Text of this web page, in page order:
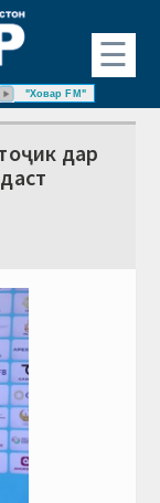
☰
"Ховар FM"
дар